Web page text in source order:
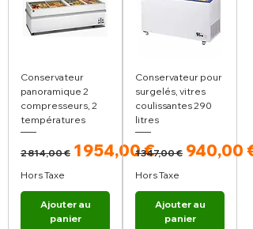
Conservateur
panoramique 2
compresseurs, 2
températures
Prix original
2 814,00 € Prix promotionnel
1 954,00 €
Hors Taxe
Ajouter au
panier
Conservateur pour
surgelés, vitres
coulissantes 290
litres
Prix original
1 347,00 € Prix
940,00 €
Hors Taxe
Ajouter au
panier